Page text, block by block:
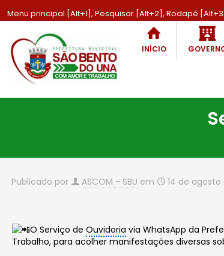
Menu principal [Alt+1], Pesquisar [Alt+2], Rodapé
INÍCIO
Publicado por ASCOM - SBU em 14 de agosto
O Serviço deOuvidoria via WhatsApp da
Trabalho, para acolher manifestações diversas